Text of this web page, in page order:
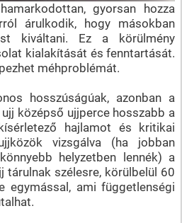
gyorsan hozza
árulkodik, hogy másokban
kiváltani. Ez a körülmény
kialakítását és fenntartását.
méhproblémát.
hosszúságúak, azonban a
középső ujjperce hosszabb a
hajlamot és kritikai
vizsgálva (ha jobban
helyzetben lennék) a
tárulnak szélesre, körülbelül 60
egymással, ami függetlenségi